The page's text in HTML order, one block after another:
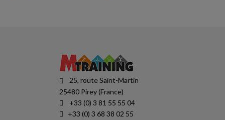
25, route Saint-Martin
25480 Pirey (France)
+33 (0) 3 81 55 55 04
+33 (0) 3 68 38 02 55